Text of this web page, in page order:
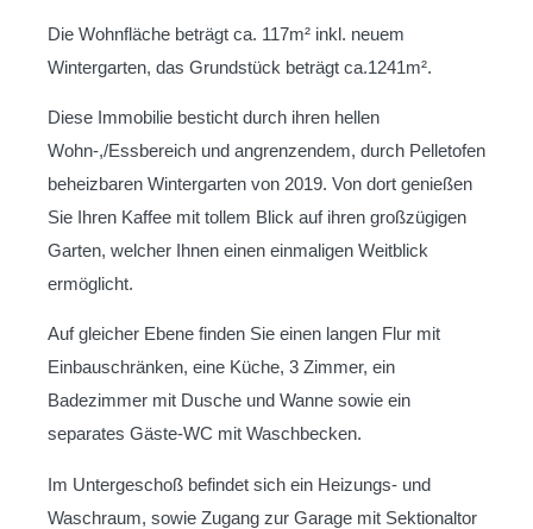
Die Wohnfläche beträgt ca. 117m² inkl. neuem
Wintergarten, das Grundstück beträgt ca.1241m².
Diese Immobilie besticht durch ihren hellen
Wohn-,/Essbereich und angrenzendem, durch Pelletofen
beheizbaren Wintergarten von 2019. Von dort genießen
Sie Ihren Kaffee mit tollem Blick auf ihren großzügigen
Garten, welcher Ihnen einen einmaligen Weitblick
ermöglicht.
Auf gleicher Ebene finden Sie einen langen Flur mit
Einbauschränken, eine Küche, 3 Zimmer, ein
Badezimmer mit Dusche und Wanne sowie ein
separates Gäste-WC mit Waschbecken.
Im Untergeschoß befindet sich ein Heizungs- und
Waschraum, sowie Zugang zur Garage mit Sektionaltor